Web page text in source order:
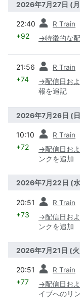
2026年7月27日 (
22:40 R Train
+92 →特徴的な
21:56 R Train
+74 →配信日お
報を追記
2026年7月26日 (
10:10 R Train
+72 →配信日お
ンクを追加
2026年7月22日 (
20:51 R Train
+73 →配信日お
ンクを追加
2026年7月21日 (
20:51 R Train
+77 →配信日お
イブへのリ